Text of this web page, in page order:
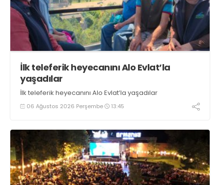
İlk teleferik heyecanını Alo Evlat’la
yaşadılar
İlk teleferik heyecanını Alo Evlat’la yaşadılar
06 Ağustos 2026 Perşembe 13:45